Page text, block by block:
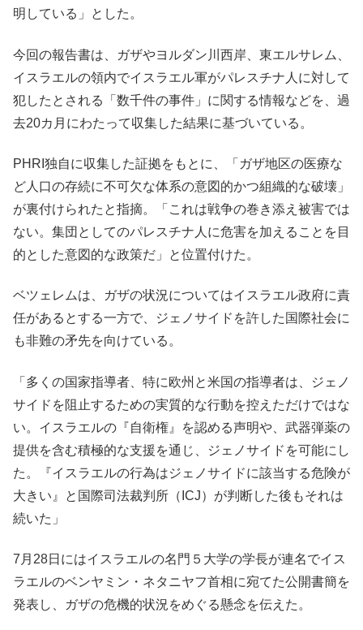
明している」とした。
今回の報告書は、ガザやヨルダン川西岸、東エルサレム、
イスラエルの領内でイスラエル軍がパレスチナ人に対して
犯したとされる「数千件の事件」に関する情報などを、過
去20カ月にわたって収集した結果に基づいている。
PHRI独自に収集した証拠をもとに、「ガザ地区の医療な
ど人口の存続に不可欠な体系の意図的かつ組織的な破壊」
が裏付けられたと指摘。「これは戦争の巻き添え被害では
ない。集団としてのパレスチナ人に危害を加えることを目
的とした意図的な政策だ」と位置付けた。
ベツェレムは、ガザの状況についてはイスラエル政府に責
任があるとする一方で、ジェノサイドを許した国際社会に
も非難の矛先を向けている。
「多くの国家指導者、特に欧州と米国の指導者は、ジェノ
サイドを阻止するための実質的な行動を控えただけではな
い。イスラエルの『自衛権』を認める声明や、武器弾薬の
提供を含む積極的な支援を通じ、ジェノサイドを可能にし
た。『イスラエルの行為はジェノサイドに該当する危険が
大きい』と国際司法裁判所（ICJ）が判断した後もそれは
続いた」
7月28日にはイスラエルの名門５大学の学長が連名でイス
ラエルのベンヤミン・ネタニヤフ首相に宛てた公開書簡を
発表し、ガザの危機的状況をめぐる懸念を伝えた。